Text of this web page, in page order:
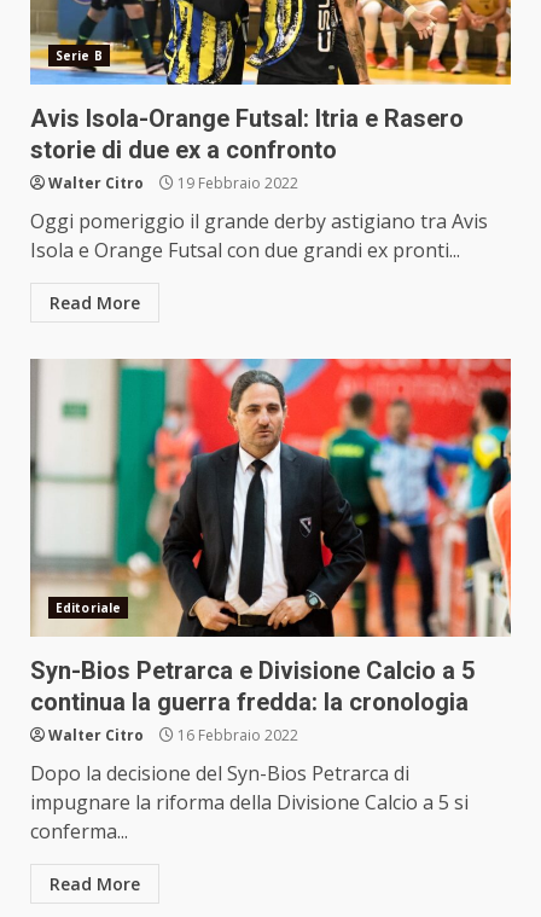
Serie B
Avis Isola-Orange Futsal: Itria e Rasero
storie di due ex a confronto
Walter Citro 19 Febbraio 2022
Oggi pomeriggio il grande derby astigiano tra Avis
Isola e Orange Futsal con due grandi ex pronti...
Read More
Editoriale
Syn-Bios Petrarca e Divisione Calcio a 5
continua la guerra fredda: la cronologia
Walter Citro 16 Febbraio 2022
Dopo la decisione del Syn-Bios Petrarca di
impugnare la riforma della Divisione Calcio a 5 si
conferma...
Read More